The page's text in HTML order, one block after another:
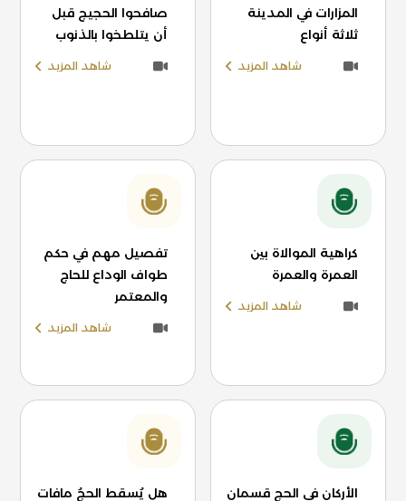
المزارات في المدينة
ثلاثة أنواع
شاهد المزيد
صافحوا الحجيج قبل
أن يتلطخوا بالذنوب
شاهد المزيد
كراهية الموالاة بين
العمرة والعمرة
شاهد المزيد
تفصيل مهم في حكم
طواف الوداع للحاج
والمعتمر
شاهد المزيد
الأركان في الحج قسمان هل يُسقط الحجُ مافات